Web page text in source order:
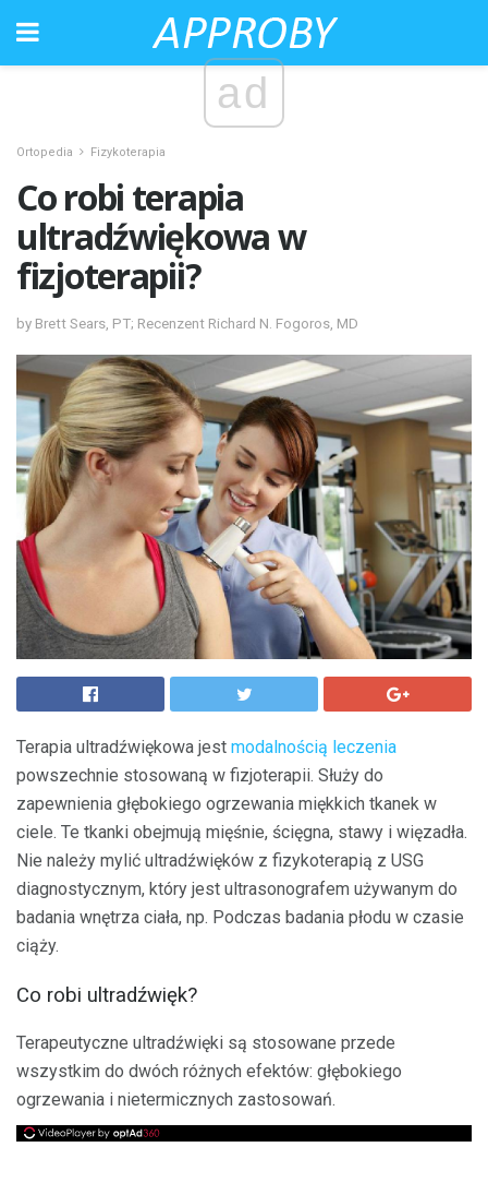
ad
Ortopedia Fizykoterapia
Co robi terapia
ultradźwiękowa w
fizjoterapii?
by Brett Sears, PT; Recenzent Richard N. Fogoros, MD
Terapia ultradźwiękowa jest modalnością leczenia
powszechnie stosowaną w fizjoterapii. Służy do
zapewnienia głębokiego ogrzewania miękkich tkanek w
ciele. Te tkanki obejmują mięśnie, ścięgna, stawy i więzadła.
Nie należy mylić ultradźwięków z fizykoterapią z USG
diagnostycznym, który jest ultrasonografem używanym do
badania wnętrza ciała, np. Podczas badania płodu w czasie
ciąży.
Co robi ultradźwięk?
Terapeutyczne ultradźwięki są stosowane przede
wszystkim do dwóch różnych efektów: głębokiego
ogrzewania i nietermicznych zastosowań.